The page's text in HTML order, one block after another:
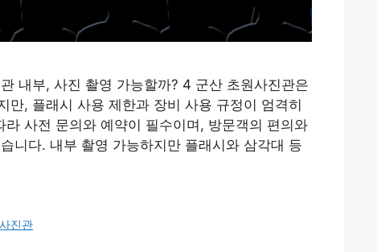
내부, 사진 촬영 가능할까? 4 군산 초원사진관은
만, 플래시 사용 제한과 장비 사용 규정이 엄격히
사전 문의와 예약이 필수이며, 방문객의 편의와
니다. 내부 촬영 가능하지만 플래시와 삼각대 등
진관